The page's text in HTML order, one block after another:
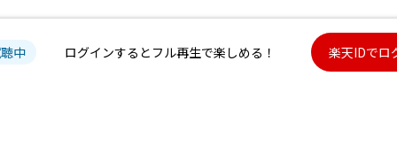
中 ログインするとフル再生で楽しめる！ 楽天IDでロ